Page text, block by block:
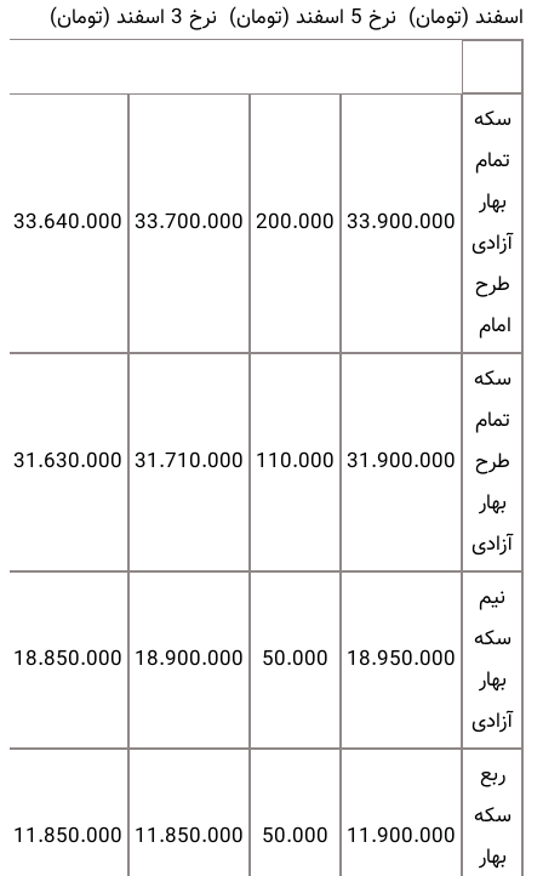
اسفند (تومان) نرخ 5 اسفند (تومان) نرخ 3 اسفند (تومان)
سکه
تمام
بهار
آزادی
طرح
امام
33.900.000
200.000
33.700.000
33.640.000
سکه
تمام
طرح
بهار
آزادی
31.900.000
110.000
31.710.000
31.630.000
نیم
سکه
بهار
آزادی
18.950.000
50.000
18.900.000
18.850.000
ربع
سکه
بهار
11.900.000
50.000
11.850.000
11.850.000